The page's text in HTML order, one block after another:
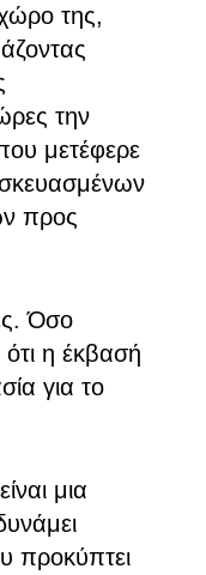
της,
την
μετέφερε
προς
Όσο
η έκβασή
για το
μια
προκύπτει